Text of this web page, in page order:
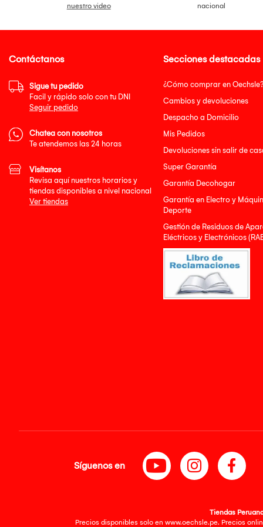
- Peso total: 340 g"
nuestro video
nacional
Secciones destacadas
¿Cómo comprar en Oechsle?
Cambios y devoluciones
Despacho a Domicilio
Mis Pedidos
Devoluciones sin salir de
Super Garantía
Garantía Decohogar
Garantía en Electro y
Deporte
Gestión de Residuos de
Eléctricos y Electrónicos
Contáctanos
Sigue tu pedido
Facil y rápido solo con tu DNI
Seguir pedido
Chatea con nosotros
Te atendemos las 24 horas
Visítanos
Revisa aquí nuestros horarios y
tiendas disponibles a nivel nacional
Ver tiendas
Síguenos en
Tiendas
Precios disponibles solo en www.oechsle.pe. Precios